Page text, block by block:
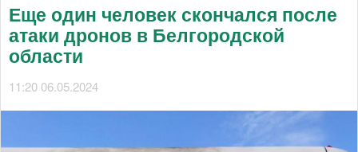
Еще один человек скончался после
атаки дронов в Белгородской
области
11:20 06.05.2024